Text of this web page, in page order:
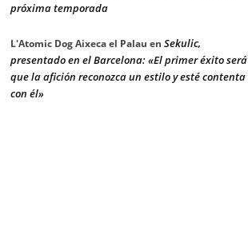
próxima temporada
L'Atomic Dog Aixeca el Palau en Sekulic,
presentado en el Barcelona: «El primer éxito será
que la afición reconozca un estilo y esté contenta
con él»